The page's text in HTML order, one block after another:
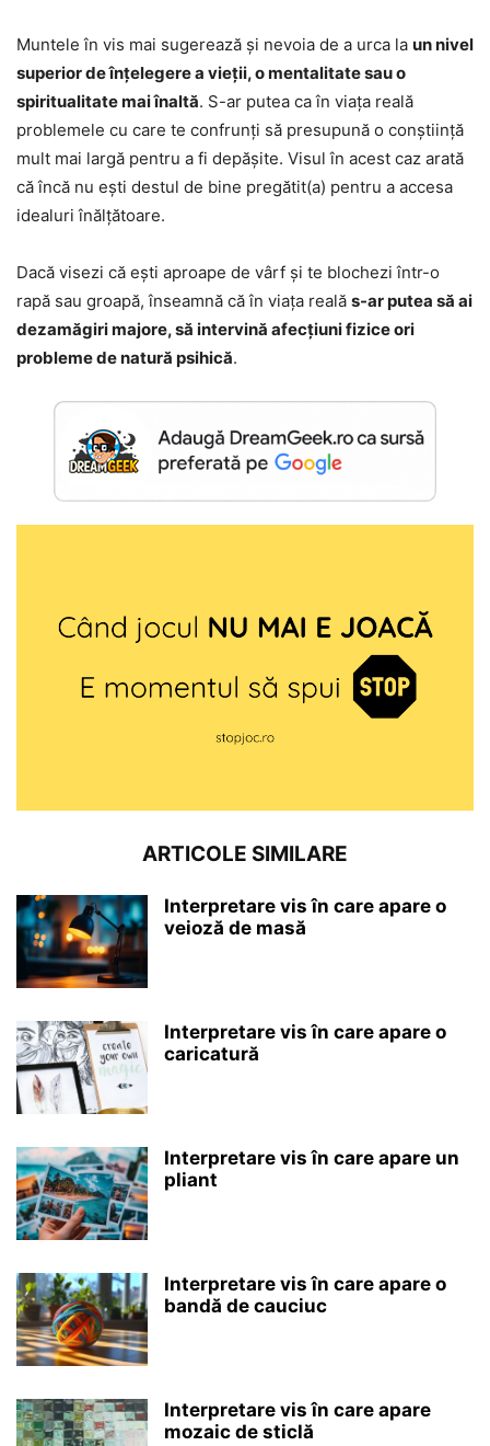
Muntele în vis mai sugerează și nevoia de a urca la un nivel
superior de înțelegere a vieții, o mentalitate sau o
spiritualitate mai înaltă. S-ar putea ca în viața reală
problemele cu care te confrunți să presupună o conștiință
mult mai largă pentru a fi depășite. Visul în acest caz arată
că încă nu ești destul de bine pregătit(a) pentru a accesa
idealuri înălțătoare.
Dacă visezi că ești aproape de vârf și te blochezi într-o
rapă sau groapă, înseamnă că în viața reală s-ar putea să ai
dezamăgiri majore, să intervină afecțiuni fizice ori
probleme de natură psihică.
ARTICOLE SIMILARE
Interpretare vis în care apare o
veioză de masă
Interpretare vis în care apare o
caricatură
Interpretare vis în care apare un
pliant
Interpretare vis în care apare o
bandă de cauciuc
Interpretare vis în care apare
mozaic de sticlă